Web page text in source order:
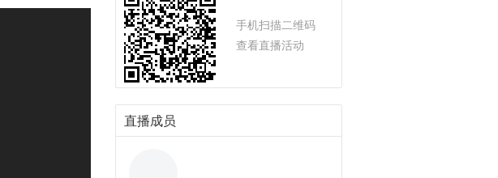
手机扫描二维码
查看直播活动
直播成员